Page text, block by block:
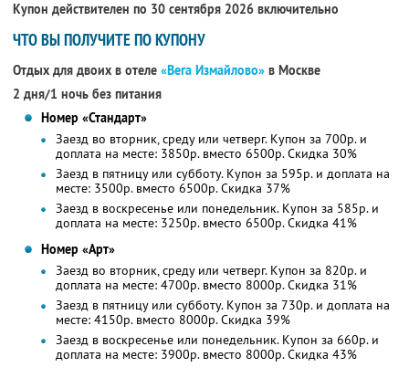
Купон действителен по 30 сентября 2026 включительно
ЧТО ВЫ ПОЛУЧИТЕ ПО КУПОНУ
Отдых для двоих в отеле «Вега Измайлово» в Москве
2 дня/1 ночь без питания
Номер «Стандарт»
Заезд во вторник, среду или четверг. Купон за 700р. и
доплата на месте: 3850р. вместо 6500р.Скидка 30%
Заезд в пятницу или субботу. Купон за 595р. и доплата на
месте: 3500р. вместо 6500р.Скидка 37%
Заезд в воскресенье или понедельник. Купон за 585р. и
доплата на месте: 3250р. вместо 6500р.Скидка 41%
Номер «Арт»
Заезд во вторник, среду или четверг. Купон за 820р. и
доплата на месте: 4700р. вместо 8000р.Скидка 31%
Заезд в пятницу или субботу. Купон за 730р. и доплата на
месте: 4150р. вместо 8000р.Скидка 39%
Заезд в воскресенье или понедельник. Купон за 660р. и
доплата на месте: 3900р. вместо 8000р.Скидка 43%